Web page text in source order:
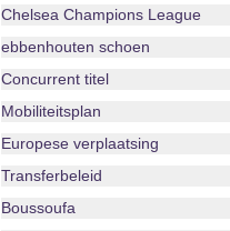
Chelsea Champions League
ebbenhouten schoen
Concurrent titel
Mobiliteitsplan
Europese verplaatsing
Transferbeleid
Boussoufa